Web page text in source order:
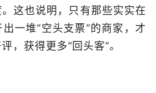
这也说明，只有那些实实在
一堆“空头支票”的商家，才
，获得更多“回头客”。